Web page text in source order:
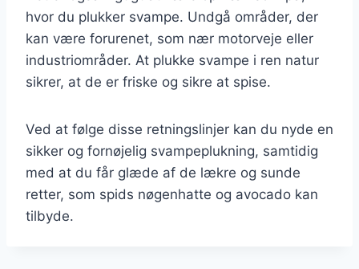
hvor du plukker svampe. Undgå områder, der
kan være forurenet, som nær motorveje eller
industriområder. At plukke svampe i ren natur
sikrer, at de er friske og sikre at spise.
Ved at følge disse retningslinjer kan du nyde en
sikker og fornøjelig svampeplukning, samtidig
med at du får glæde af de lækre og sunde
retter, som spids nøgenhatte og avocado kan
tilbyde.